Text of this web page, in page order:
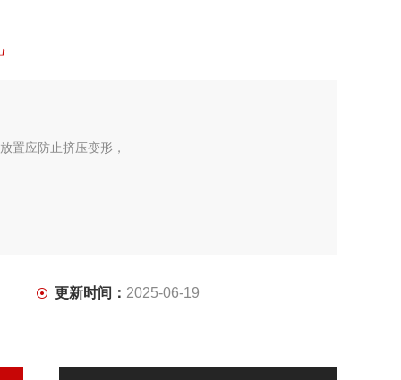
置应防止挤压变形，
更新时间： 2025-06-19